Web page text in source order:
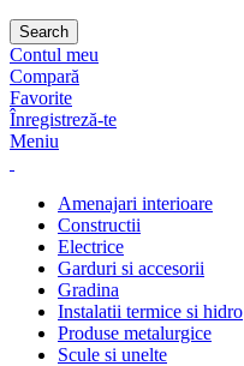
Search
Contul meu
Compară
Favorite
Înregistreză-te
Meniu
Amenajari interioare
Constructii
Electrice
Garduri si accesorii
Gradina
Instalatii termice si hidro
Produse metalurgice
Scule si unelte